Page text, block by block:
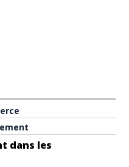
dans les